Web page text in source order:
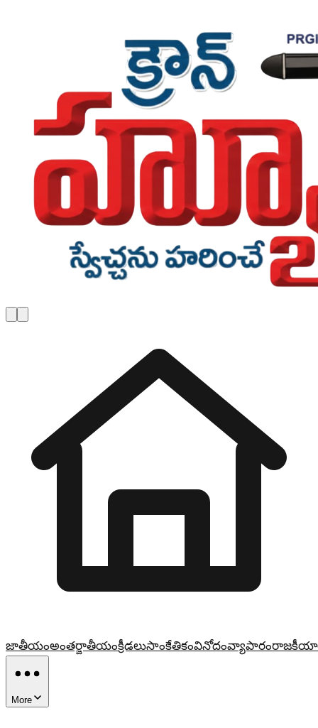
జాతీయంఅంతర్జాతీయంక్రీడలుసాంకేతికంవినోదంవ్యాపారం
More